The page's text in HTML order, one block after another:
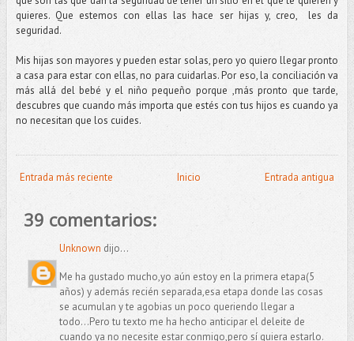
quieres. Que estemos con ellas las hace ser hijas y, creo, les da
seguridad.
Mis hijas son mayores y pueden estar solas, pero yo quiero llegar pronto
a casa para estar con ellas, no para cuidarlas. Por eso, la conciliación va
más allá del bebé y el niño pequeño porque ,más pronto que tarde,
descubres que cuando más importa que estés con tus hijos es cuando ya
no necesitan que los cuides.
Entrada más reciente Entrada antigua
Inicio
39 comentarios:
Unknown dijo...
Me ha gustado mucho,yo aún estoy en la primera etapa(5
años) y además recién separada,esa etapa donde las cosas
se acumulan y te agobias un poco queriendo llegar a
todo...Pero tu texto me ha hecho anticipar el deleite de
cuando ya no necesite estar conmigo,pero sí quiera estarlo.